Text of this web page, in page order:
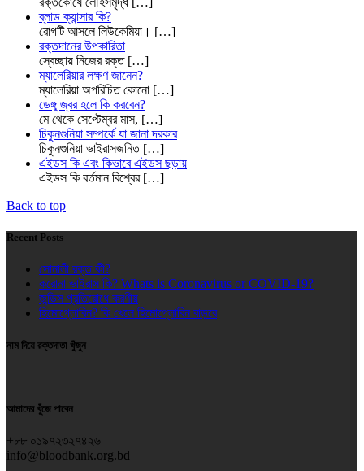
ব্লাড ক্যান্সার কি?
রোগটি আসলে লিউকেমিয়া। […]
রক্তদানের উপকারিতা
স্বেচ্ছায় নিজের রক্ত […]
ম্যালেরিয়ার লক্ষণ জানেন?
ম্যালেরিয়া অপরিচিত কোনো […]
ডেঙ্গু জ্বর হলে কি করবেন?
মে থেকে সেপ্টেম্বর মাস, […]
চিকুনগুনিয়া সম্পর্কে যা জানা দরকার
চিকুনগুনিয়া ভাইরাসজনিত […]
এইডস কি এবং কিভাবে এইডস ছড়ায়
এইডস কি বর্তমান বিশ্বের […]
Back to top
Recent Posts
সোনালী রক্ত কী?
করোনা ভাইরাস কি? Whats is Coronavirus or COVID-19?
জন্ডিস প্রতিরোধে করণীয়
হিমোগ্লোবিন? কি খেলে হিমোগ্লোবিন বাড়বে
নাম দিয়ে রক্তদাতা খুঁজুন
আমাদের খুঁজে পাবেন
+৮৮ ০১৯৭২৩২৭৪২৬
info@bloodbank.org.bd